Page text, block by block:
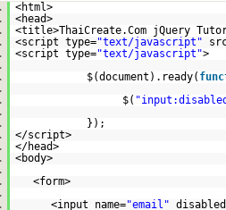
<html>
<head>
<title>ThaiCreate.Com jQuery
<script type="text/javascript"
<script type="text/javascript">
$(document).ready(
$(
});
</script>
</head>
<body>
<form>
<input name="email"